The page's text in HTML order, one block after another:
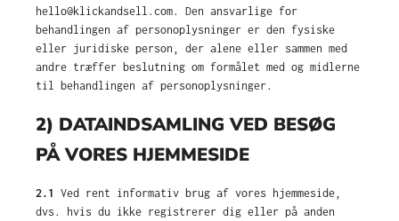
hello@klickandsell.com. Den ansvarlige for
behandlingen af personoplysninger er den fysiske
eller juridiske person, der alene eller sammen med
andre træffer beslutning om formålet med og midlerne
til behandlingen af personoplysninger.
2) DATAINDSAMLING VED BESØG
PÅ VORES HJEMMESIDE
2.1 Ved rent informativ brug af vores hjemmeside,
dvs. hvis du ikke registrerer dig eller på anden